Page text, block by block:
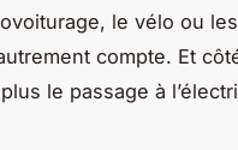
le vélo ou
compte. Et
le passage à